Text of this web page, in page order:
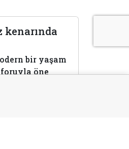
kenarında
bir yaşam
öne
ideal bir